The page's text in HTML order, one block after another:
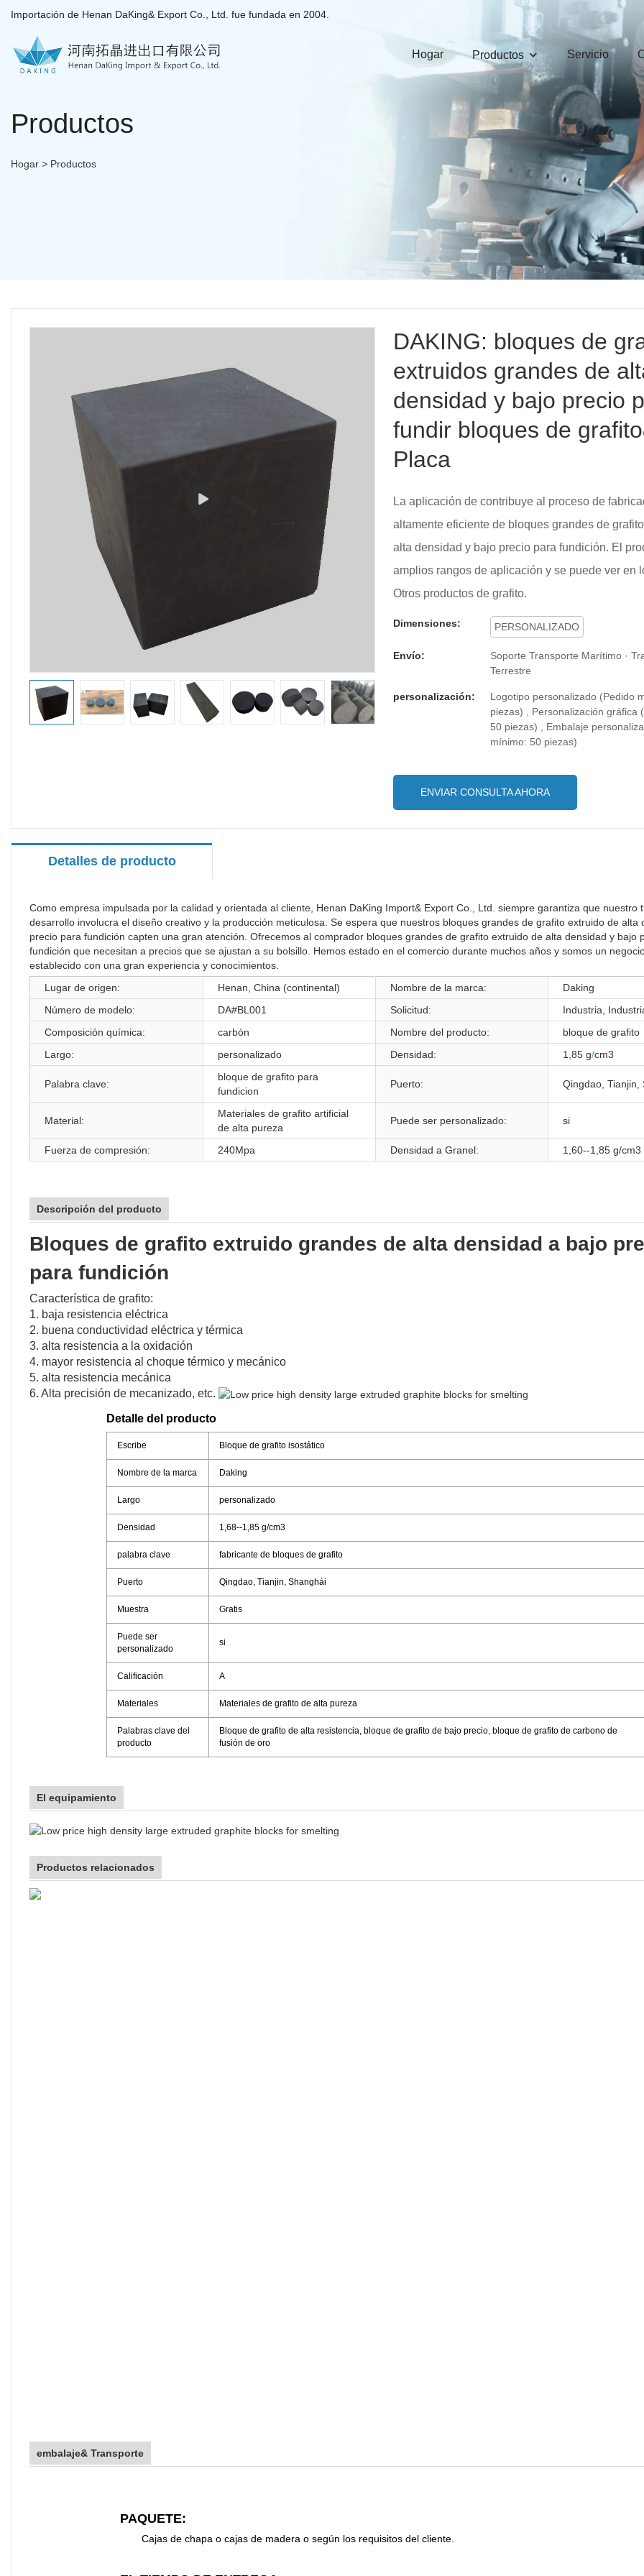
Importación de Henan DaKing& Export Co., Ltd. fue fundada en 2004.
Hogar Productos Servicio
Productos
Hogar > Productos
DAKING: bloques de
extruidos grandes de
densidad y bajo precio
fundir bloques de
Placa
La aplicación de contribuye al proceso de
altamente eficiente de bloques grandes de
alta densidad y bajo precio para fundición. El
amplios rangos de aplicación y se puede ver en
Otros productos de grafito.
Dimensiones: PERSONALIZADO
Envío:
Soporte Transporte Marítimo ·
Terrestre
personalización:
Logotipo personalizado (Pedido
piezas) , Personalización gráfica
50 piezas) , Embalaje
mínimo: 50 piezas)
ENVIAR CONSULTA AHORA
Detalles de producto
Como empresa impulsada por la calidad y orientada al cliente, Henan DaKing Import& Export Co., Ltd. siempre garantiza que nuestro
desarrollo involucra el diseño creativo y la producción meticulosa. Se espera que nuestros bloques grandes de grafito extruido de alta
precio para fundición capten una gran atención. Ofrecemos al comprador bloques grandes de grafito extruido de alta densidad y bajo
fundición que necesitan a precios que se ajustan a su bolsillo. Hemos estado en el comercio durante muchos años y somos un
establecido con una gran experiencia y conocimientos.
Lugar de origen:
Henan, China (continental) Nombre de la marca:
Daking
Número de modelo:
DA#BL001 Solicitud:
Industria,
Composición química:
carbón Nombre del producto:
bloque de grafito
Largo:
personalizado Densidad: 1,85 g/cm3
Palabra clave:
bloque de grafito para
fundicion
Puerto: Qingdao, Tianjin,
Material:
Materiales de grafito artificial
de alta pureza
Puede ser personalizado: si
Fuerza de compresión: 240Mpa Densidad a Granel: 1,60--1,85 g/cm3
Descripción del producto
Bloques de grafito extruido grandes de alta densidad a bajo
para fundición
Característica de grafito:
1. baja resistencia eléctrica
2. buena conductividad eléctrica y térmica
3. alta resistencia a la oxidación
4. mayor resistencia al choque térmico y mecánico
5. alta resistencia mecánica
6. Alta precisión de mecanizado, etc.
Detalle del producto
Escribe Bloque de grafito isostático
Nombre de la marca Daking
Largo personalizado
Densidad 1,68--1,85 g/cm3
palabra clave fabricante de bloques de grafito
Puerto Qingdao, Tianjin, Shanghái
Muestra Gratis
Puede ser
personalizado
si
Calificación A
Materiales Materiales de grafito de alta pureza
Palabras clave del
producto
Bloque de grafito de alta resistencia, bloque de grafito de bajo precio, bloque de grafito de carbono de
fusión de oro
El equipamiento
Productos relacionados
embalaje& Transporte
PAQUETE:
Cajas de chapa o cajas de madera o según los requisitos del cliente.